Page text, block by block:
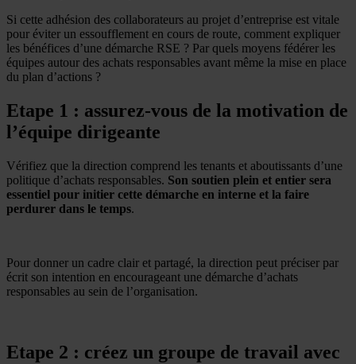
Si cette adhésion des collaborateurs au projet d’entreprise est vitale
pour éviter un essoufflement en cours de route, comment expliquer
les bénéfices d’une démarche RSE ? Par quels moyens fédérer les
équipes autour des achats responsables avant même la mise en place
du plan d’actions ?
Etape 1 : assurez-vous de la motivation de
l’équipe dirigeante
Vérifiez que la direction comprend les tenants et aboutissants d’une
politique d’achats responsables. Son soutien plein et entier sera
essentiel pour initier cette démarche en interne et la faire
perdurer dans le temps.
Pour donner un cadre clair et partagé, la direction peut préciser par
écrit son intention en encourageant une démarche d’achats
responsables au sein de l’organisation.
Etape 2 : créez un groupe de travail avec